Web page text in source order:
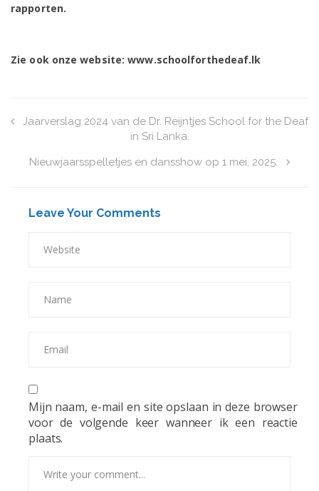
rapporten.
Zie ook onze website: www.schoolforthedeaf.lk
Jaarverslag 2024 van de Dr. Reijntjes School for the Deaf
in Sri Lanka.
Nieuwjaarsspelletjes en dansshow op 1 mei, 2025.
Leave Your Comments
Mijn naam, e-mail en site opslaan in deze browser
voor de volgende keer wanneer ik een reactie
plaats.